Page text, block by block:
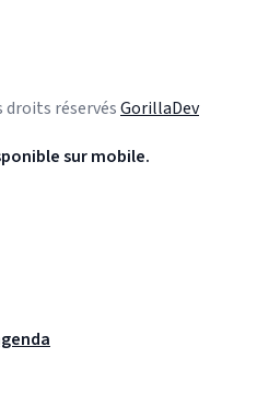
droits réservésGorillaDev
sur mobile.